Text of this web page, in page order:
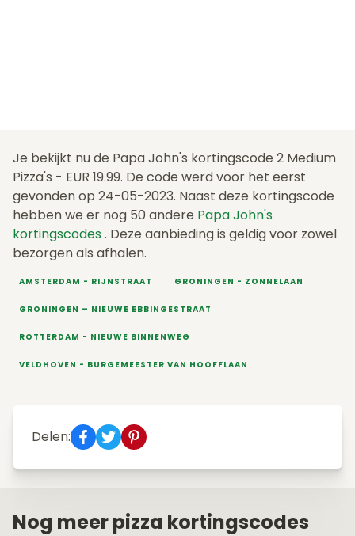
Je bekijkt nu de Papa John's kortingscode 2 Medium
Pizza's - EUR 19.99. De code werd voor het eerst
gevonden op 24-05-2023. Naast deze kortingscode
hebben we er nog 50 andere Papa John's
kortingscodes . Deze aanbieding is geldig voor zowel
bezorgen als afhalen.
AMSTERDAM - RIJNSTRAAT GRONINGEN - ZONNELAAN
GRONINGEN – NIEUWE EBBINGESTRAAT
ROTTERDAM - NIEUWE BINNENWEG
VELDHOVEN - BURGEMEESTER VAN HOOFFLAAN
Delen:
Nog meer pizza kortingscodes